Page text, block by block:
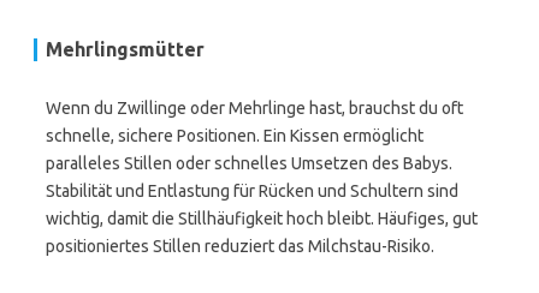
Mehrlingsmütter
Wenn du Zwillinge oder Mehrlinge hast, brauchst du oft
schnelle, sichere Positionen. Ein Kissen ermöglicht
paralleles Stillen oder schnelles Umsetzen des Babys.
Stabilität und Entlastung für Rücken und Schultern sind
wichtig, damit die Stillhäufigkeit hoch bleibt. Häufiges, gut
positioniertes Stillen reduziert das Milchstau-Risiko.